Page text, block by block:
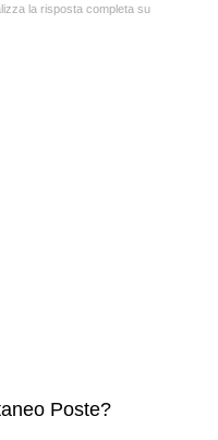
la risposta completa su
Poste?